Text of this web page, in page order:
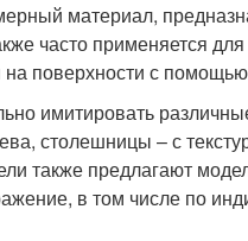
материал,
часто применяется
поверхности с
имитировать
столешницы – с
также предлагают
в том числе по